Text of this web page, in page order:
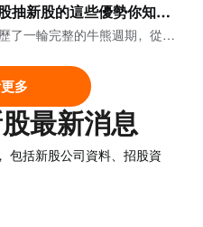
穿越牛熊的賺錢利器！ 港股抽新股的這些優勢你知道？
最近幾年的港股打新市場，經歷了一輪完整的牛熊週期，從2020-2021年上半年的大牛市，遍地黃金的時期，到2022-2023年的回調整理，但仍有結構性機會的時期。 到2024年，在港交所電子結算系統（FINI系統）推出以後，港股打新市場又開始走牛。在2024上半年，上市30只新股，大部分上漲，平均漲幅高達20.7%，從...
多
最新消息
包括新股公司資料、招股資